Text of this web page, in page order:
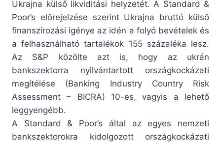
Ukrajna külső likviditási helyzetét. A Standard &
Poor’s előrejelzése szerint Ukrajna bruttó külső
finanszírozási igénye az idén a folyó bevételek és
a felhasználható tartalékok 155 százaléka lesz.
Az S&P közölte azt is, hogy az ukrán
bankszektorra nyilvántartott országkockázati
megítélése (Banking Industry Country Risk
Assessment – BICRA) 10-es, vagyis a lehető
leggyengébb.
A Standard & Poor’s által az egyes nemzeti
bankszektorokra kidolgozott országkockázati